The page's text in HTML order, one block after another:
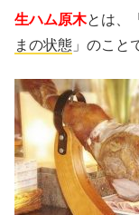
生ハム原木とは、「
まの状態 」のこと